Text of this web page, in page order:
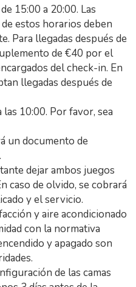
15:00 a 20:00. Las
estos horarios deben
Para llegadas después de
de €40 por el
del check-in. En
llegadas después de
10:00. Por favor, sea
un documento de
dejar ambos juegos
caso de olvido, se cobrará
y el servicio.
y aire acondicionado
con la normativa
y apagado son
de las camas